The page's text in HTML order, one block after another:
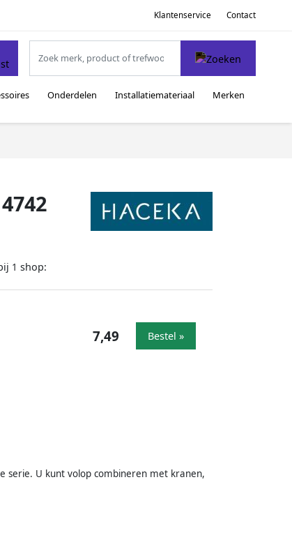
Klantenservice Contact
Onderdelen Installatiemateriaal Merken
1 shop:
7,49 Bestel »
serie. U kunt volop combineren met kranen,